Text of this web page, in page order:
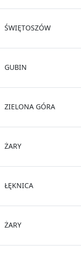
ŚWIĘTOSZÓW
GUBIN
ZIELONA GÓRA
ŻARY
ŁĘKNICA
ŻARY